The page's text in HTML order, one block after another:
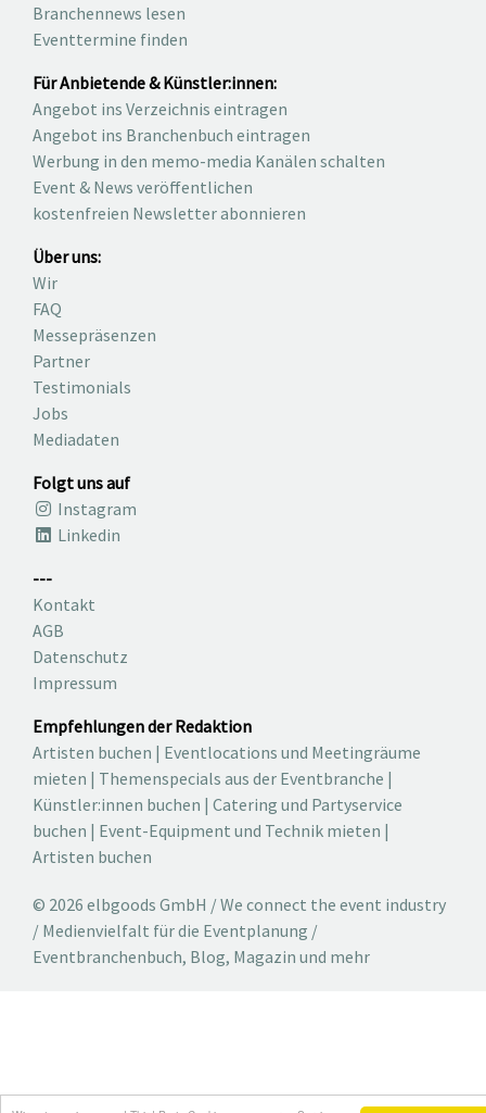
Branchennews lesen
Eventtermine finden
Für Anbietende & Künstler:innen:
Angebot ins Verzeichnis eintragen
Angebot ins Branchenbuch eintragen
Werbung in den memo-media Kanälen schalten
Event & News veröffentlichen
kostenfreien Newsletter abonnieren
Über uns:
Wir
FAQ
Messepräsenzen
Partner
Testimonials
Jobs
Mediadaten
Folgt uns auf
Instagram
Linkedin
---
Kontakt
AGB
Datenschutz
Impressum
Empfehlungen der Redaktion
Artisten buchen | Eventlocations und Meetingräume
mieten | Themenspecials aus der Eventbranche |
Künstler:innen buchen | Catering und Partyservice
buchen | Event-Equipment und Technik mieten |
Artisten buchen
© 2026 elbgoods GmbH / We connect the event industry
/ Medienvielfalt für die Eventplanung /
Eventbranchenbuch, Blog, Magazin und mehr